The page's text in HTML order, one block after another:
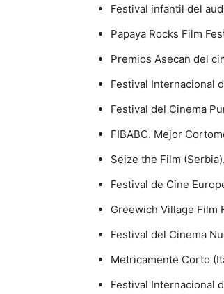
Festival infantil del
Papaya Rocks Film
Premios Asecan del
Festival Internacional
Festival del Cinema
FIBABC. Mejor
Seize the Film
Festival de Cine
Greewich Village Film
Festival del Cinema
Metricamente Corto
Festival Internacional